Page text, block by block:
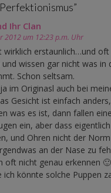
Perfektionismus”
Ihr Clan
2012 um 12:23 p.m. Uhr
wirklich erstaunlich…und
wissen gar nicht was in
Schon seltsam.
im Originasl auch bei
Gesicht ist einfach
was es ist, dann fallen
ein, aber dass
und Ohren nicht der
an der Nase zu
oft nicht genau erkennen 🙂
ich könnte solche Puppen